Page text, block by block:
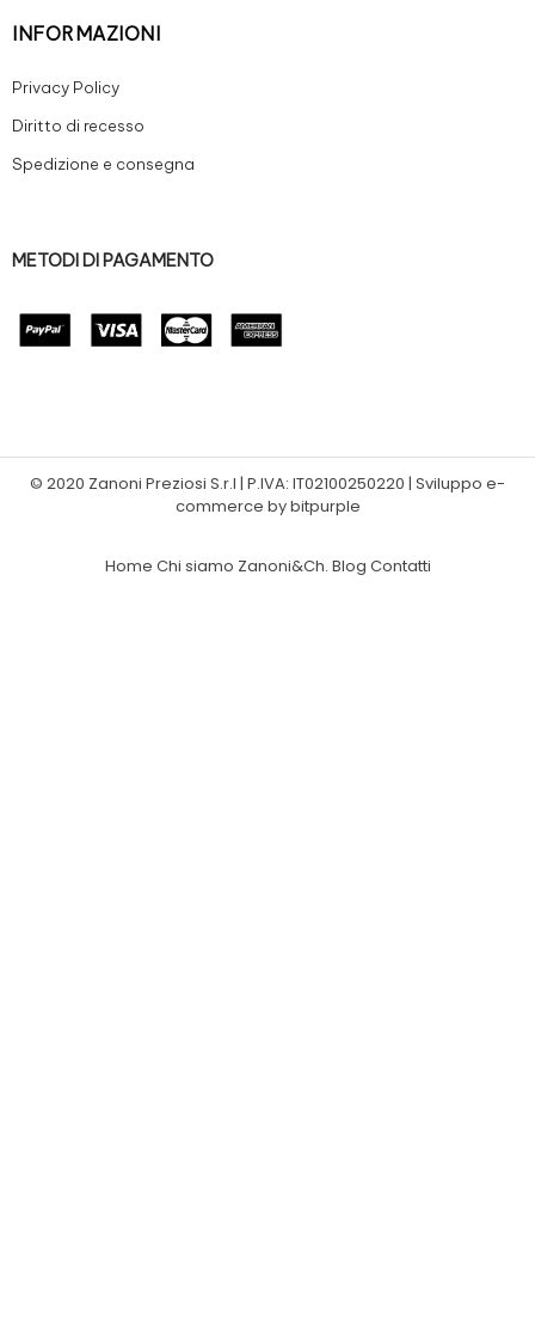
INFORMAZIONI
Privacy Policy
Diritto di recesso
Spedizione e consegna
METODI DI PAGAMENTO
© 2020 Zanoni Preziosi S.r.l | P.IVA: IT02100250220 | Sviluppo e-
commerce by bitpurple
Home Chi siamo Zanoni&Ch. Blog Contatti